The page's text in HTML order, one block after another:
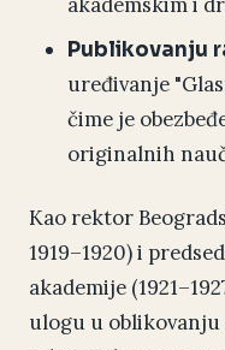
akademskim i
Publikovanju
uređivanje
čime je
originalnih
Kao rektor
1919–1920) i
akademije
ulogu u